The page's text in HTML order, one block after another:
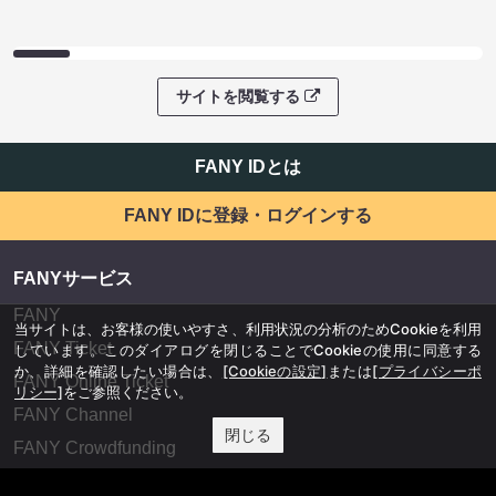
サイトを閲覧する
FANY IDとは
FANY IDに登録・ログインする
FANYサービス
FANY
FANY Ticket
FANY Online Ticket
FANY Channel
FANY Crowdfunding
当サイトは、お客様の使いやすさ、利用状況の分析のためCookieを利用
しています。このダイアログを閉じることでCookieの使用に同意する
か、詳細を確認したい場合は、 [Cookieの設定] または[プライバシーポ
リシー]をご参照ください。
閉じる